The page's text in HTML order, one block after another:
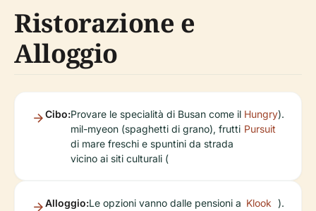
Ristorazione e
Alloggio
Cibo:Provare le specialità di Busan come il
mil-myeon (spaghetti di grano), frutti
di mare freschi e spuntini da strada
vicino ai siti culturali (
Hungry
Pursuit
).
Alloggio:Le opzioni vanno dalle pensioni a Klook ).